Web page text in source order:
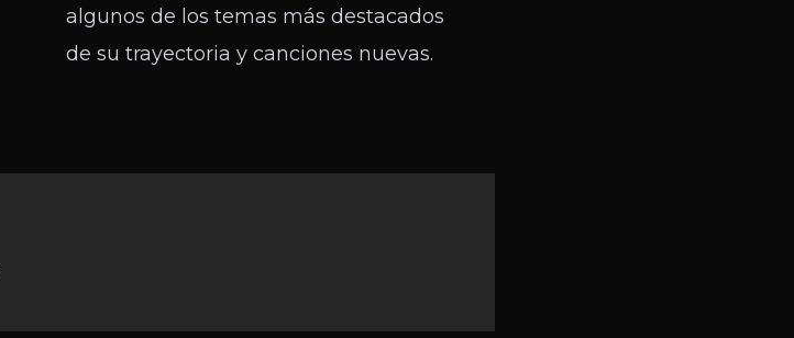
algunos de los temas más destacados
de su trayectoria y canciones nuevas.